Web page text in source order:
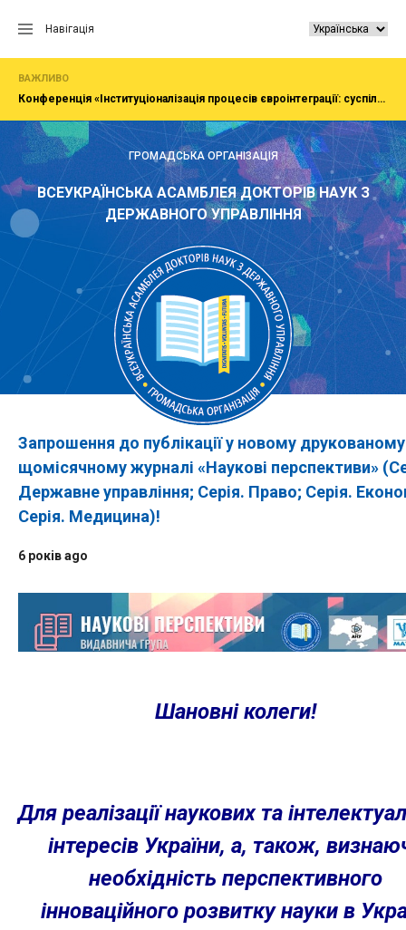
Навігація
ВАЖЛИВО
Конференція «Інституціоналізація процесів євроінтеграції: суспільство, економіка, адміністрування»
ГРОМАДСЬКА ОРГАНІЗАЦІЯ
ВСЕУКРАЇНСЬКА АСАМБЛЕЯ ДОКТОРІВ НАУК З
ДЕРЖАВНОГО УПРАВЛІННЯ
Запрошення до публікації у новому друкованому
щомісячному журналі «Наукові перспективи»
Державне управління; Серія. Право; Серія.
Серія. Медицина)!
6 років ago
Шановні колеги!
Для реалізації наукових та
інтересів України, а, також,
необхідність перспективного
інноваційного розвитку науки в